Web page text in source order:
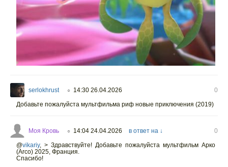
serlokhrust ○ 14:30 26.04.2026
0
Добавьте пожалуйста мультфильма риф новые приключения (2019)
Моя Кровь ○ 14:04 24.04.2026 в ответ на ↓
0
@vikariy, > Здравствуйте! Добавьте пожалуйста мультфильм Арко
(Arco) 2025, Франция.
Спасибо!